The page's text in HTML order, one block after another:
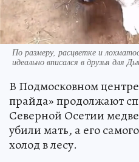
По размеру, расцветке и
идеально вписался в друзья для
В Подмосковном
прайда» продолжают
Северной Осетии
убили мать, а его
холод в лесу.